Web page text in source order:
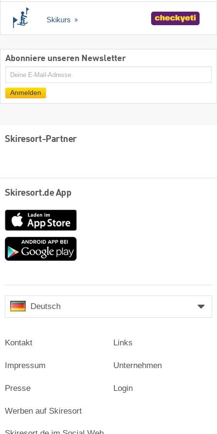
Skikurs
Abonniere unseren Newsletter
E-
Anmelden
Skiresort-Partner
Skiresort.de App
App
Store
Google
Deutsch
Kontakt
Impressum
Presse
Links
Unternehmen
Login
Werben auf Skiresort